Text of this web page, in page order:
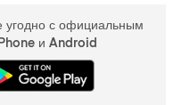
угодно с официальным
и Android